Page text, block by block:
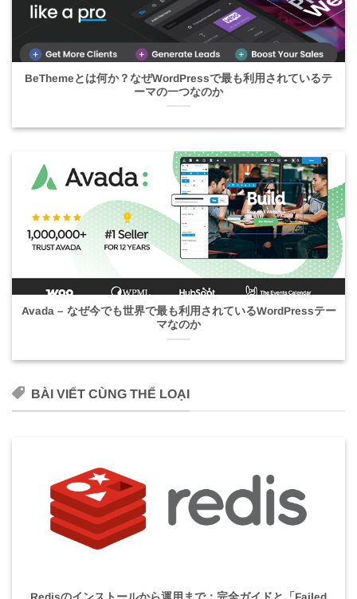
BeThemeとは何か？なぜWordPressで最も利用されているテ
ーマの一つなのか
Avada – なぜ今でも世界で最も利用されているWordPressテー
マなのか
BÀI VIẾT CÙNG THỂ LOẠI